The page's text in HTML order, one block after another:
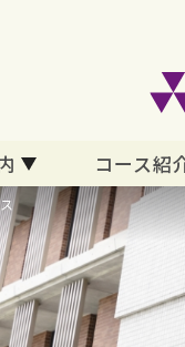
コース紹